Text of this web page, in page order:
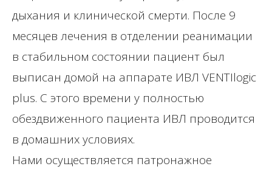
дыхания и клинической смерти. После 9
месяцев лечения в отделении реанимации
в стабильном состоянии пациент был
выписан домой на аппарате ИВЛ VENTIlogic
plus. С этого времени у полностью
обездвиженного пациента ИВЛ проводится
в домашних условиях.
Нами осуществляется патронажное